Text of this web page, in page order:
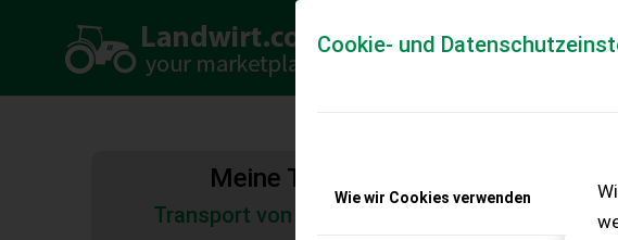
Cookie- und
Wie wir Cookies verwenden
Meine Transportkostenanfrage
Transport von Land- und Baumaschinen –